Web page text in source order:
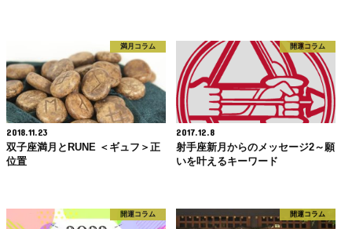
満月コラム
2018.11.23
双子座満月とRUNE ＜ギュフ＞正
位置
開運コラム
2017.12.8
射手座新月からのメッセージ2～願
いを叶えるキーワード
開運コラム 開運コラム